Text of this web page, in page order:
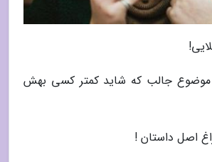
موضوع جالب که شاید کمتر کسی بهش
اصل داستان !